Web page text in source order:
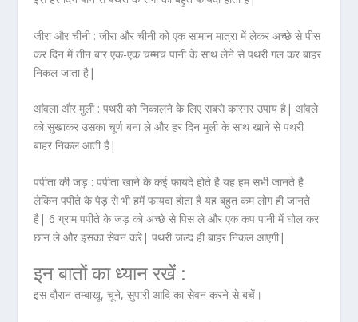
जीरा और चीनी :जीरा और चीनी को एक सामान मात्रा में लेकर अच्छे से पीस
कर दिन में तीन बार एक-एक चम्मच पानी के साथ लेने से पथरी गल कर बाहर
निकल जाता है|
आंवला और मुली : पथरी को निकालने के लिए सबसे कारगर उपाय है| आंवले
को सुखाकर उसका चूर्ण बना ले और हर दिन मुली के साथ खाने से पथरी
बाहर निकल आती है|
पपीता की जड़ : पपीता खाने के कई फायदे होते है यह हम सभी जानते है
लेकिन पपीते के पेड़ से भी हमें फायदा होता है यह बहुत कम लोग ही जानते
है| 6 ग्राम पपीते के जड़ को अच्छे से पिस ले और एक कप पानी में घोल कर
छान ले और इसका सेवन करे| पथरी जल्द ही बाहर निकल आएगी|
इन बातों का ध्यान रखें :
इस दौरान तम्बाखू, चूने, सुपारी आदि का सेवन करने से बचें।